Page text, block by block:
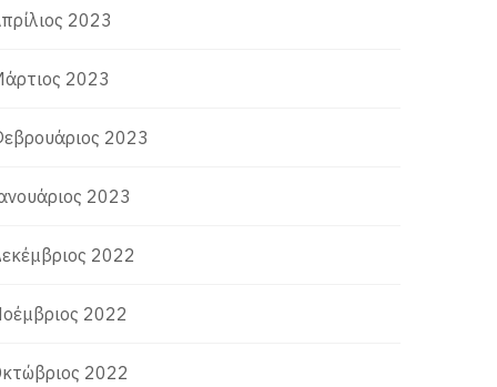
2023
2023
2023
2023
2022
2022
2022